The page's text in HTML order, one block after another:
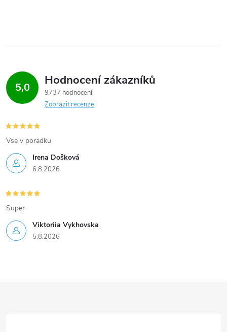
5,0 Hodnocení zákazníků
9737 hodnocení
Zobrazit recenze
Irena Došková
6.8.2026
Vse v poradku
Viktoriia Vykhovska
5.8.2026
Super